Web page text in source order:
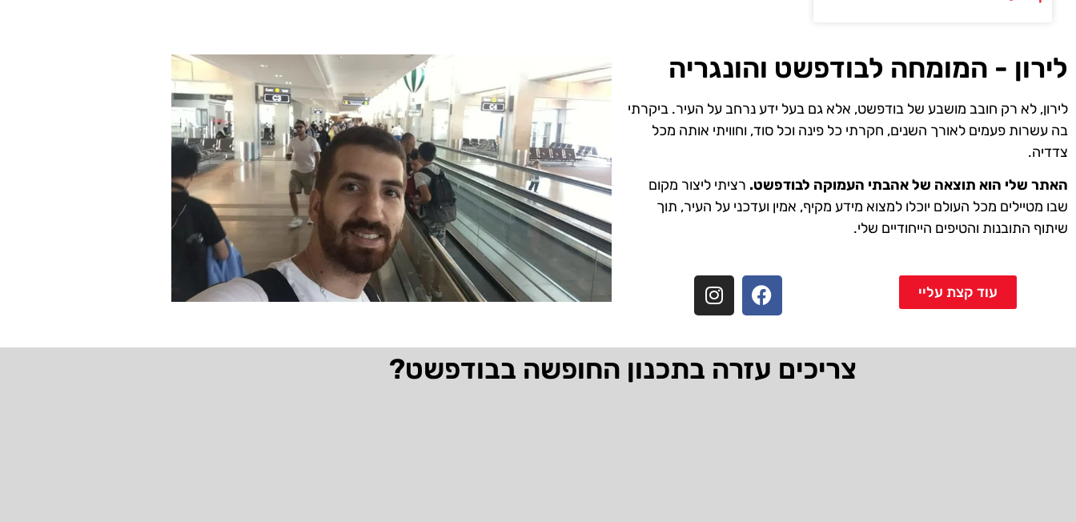
לירון - המומחה לבודפשט והונגריה
לירון, לא רק חובב מושבע של בודפשט, אלא גם בעל ידע נרחב על העיר. ביקרתי
בה עשרות פעמים לאורך השנים, חקרתי כל פינה וכל סוד, וחוויתי אותה מכל
צדדיה.
האתר שלי הוא תוצאה של אהבתי העמוקה לבודפשט. רציתי ליצור מקום
שבו מטיילים מכל העולם יוכלו למצוא מידע מקיף, אמין ועדכני על העיר, תוך
שיתוף התובנות והטיפים הייחודיים שלי.
עוד קצת עליי
צריכים עזרה בתכנון החופשה בבודפשט?